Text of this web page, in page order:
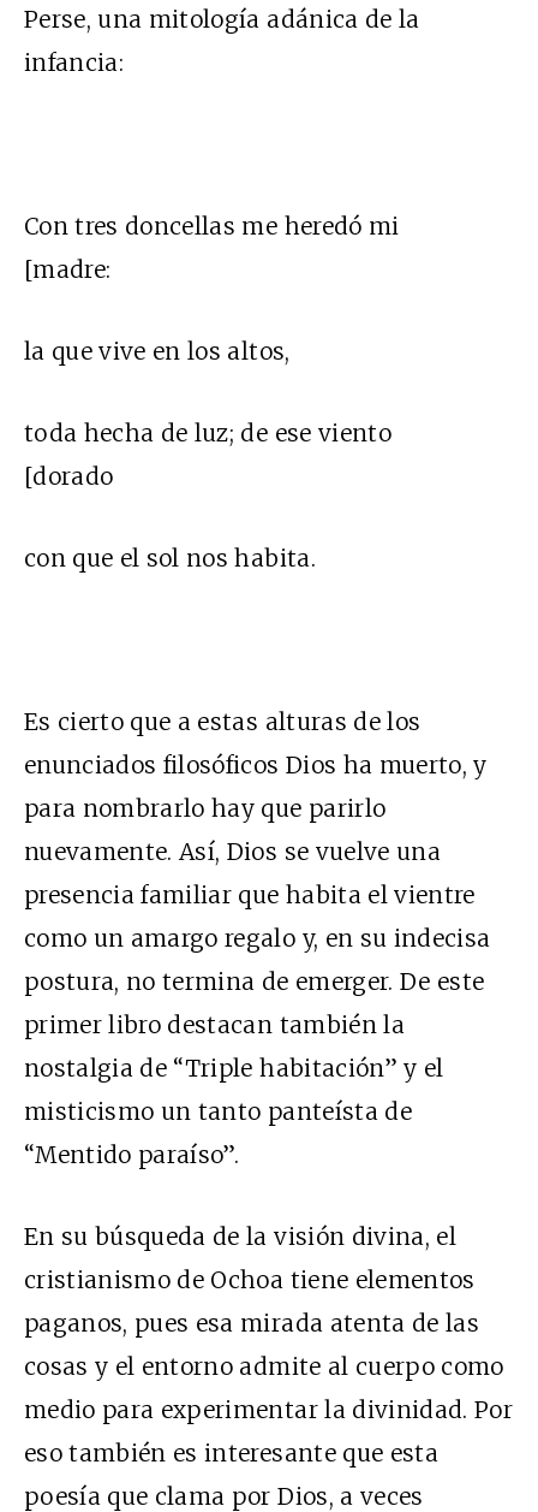
Perse, una mitología adánica de la
infancia:
Con tres doncellas me heredó mi
[madre:
la que vive en los altos,
toda hecha de luz; de ese viento
[dorado
con que el sol nos habita.
Es cierto que a estas alturas de los
enunciados filosóficos Dios ha muerto, y
para nombrarlo hay que parirlo
nuevamente. Así, Dios se vuelve una
presencia familiar que habita el vientre
como un amargo regalo y, en su indecisa
postura, no termina de emerger. De este
primer libro destacan también la
nostalgia de “Triple habitación” y el
misticismo un tanto panteísta de
“Mentido paraíso”.
En su búsqueda de la visión divina, el
cristianismo de Ochoa tiene elementos
paganos, pues esa mirada atenta de las
cosas y el entorno admite al cuerpo como
medio para experimentar la divinidad. Por
eso también es interesante que esta
poesía que clama por Dios, a veces